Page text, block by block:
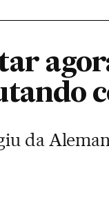
da